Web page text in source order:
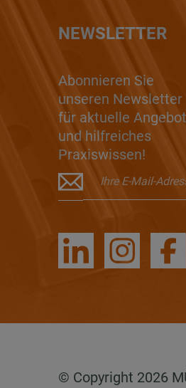
NEWSLETTER
Abonnieren Sie
unseren Newsletter
für aktuelle
und hilfreiches
Praxiswissen!
© Copyright 2026